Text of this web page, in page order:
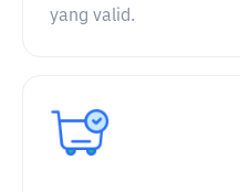
yang valid.